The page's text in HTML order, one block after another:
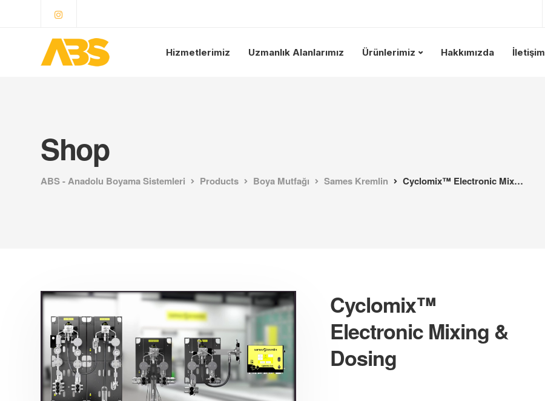
Hizmetlerimiz Uzmanlık Alanlarımız Ürünlerimiz Hakkımızda İletişim
Shop
ABS - Anadolu Boyama Sistemleri Products Boya Mutfağı Sames Kremlin Cyclomix™ Electronic Mixing & Dosing
Cyclomix™
Electronic Mixing &
Dosing